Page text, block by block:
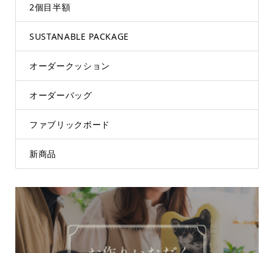
2個目半額
SUSTANABLE PACKAGE
オーダークッション
オーダーバッグ
ファブリックボード
新商品